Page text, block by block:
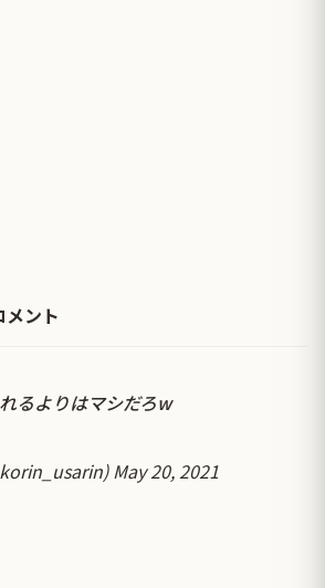
メント
るよりはマシだろw
May 20, 2021